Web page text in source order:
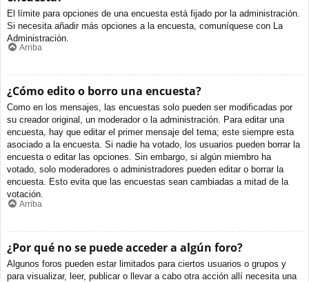
El límite para opciones de una encuesta está fijado por la administración.
Si necesita añadir más opciones a la encuesta, comuníquese con La
Administración.
Arriba
¿Cómo edito o borro una encuesta?
Como en los mensajes, las encuestas solo pueden ser modificadas por
su creador original, un moderador o la administración. Para editar una
encuesta, hay que editar el primer mensaje del tema; este siempre esta
asociado a la encuesta. Si nadie ha votado, los usuarios pueden borrar la
encuesta o editar las opciones. Sin embargo, si algún miembro ha
votado, solo moderadores o administradores pueden editar o borrar la
encuesta. Esto evita que las encuestas sean cambiadas a mitad de la
votación.
Arriba
¿Por qué no se puede acceder a algún foro?
Algunos foros pueden estar limitados para ciertos usuarios o grupos y
para visualizar, leer, publicar o llevar a cabo otra acción allí necesita una